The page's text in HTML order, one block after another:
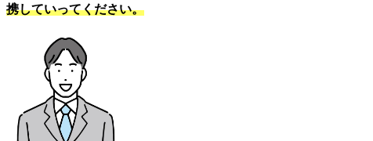
携していってください。